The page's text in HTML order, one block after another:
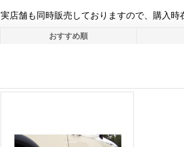
実店舗も同時販売しておりますので、購入時
おすすめ順